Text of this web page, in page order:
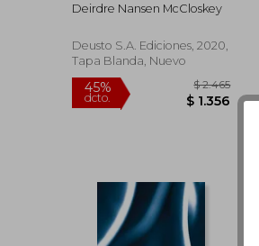
Deirdre Nansen McCloskey
Deusto S.A. Ediciones, 2020,
Tapa Blanda, Nuevo